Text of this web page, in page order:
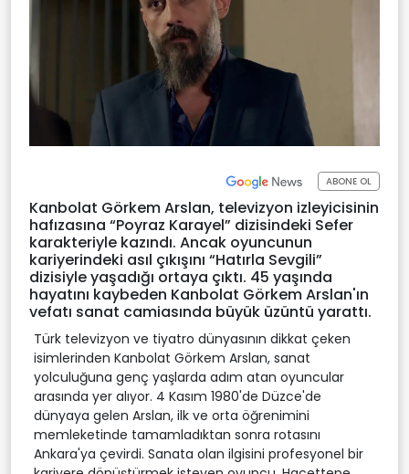
ABONE OL
Kanbolat Görkem Arslan, televizyon izleyicisinin
hafızasına “Poyraz Karayel” dizisindeki Sefer
karakteriyle kazındı. Ancak oyuncunun
kariyerindeki asıl çıkışını “Hatırla Sevgili”
dizisiyle yaşadığı ortaya çıktı. 45 yaşında
hayatını kaybeden Kanbolat Görkem Arslan'ın
vefatı sanat camiasında büyük üzüntü yarattı.
Türk televizyon ve tiyatro dünyasının dikkat çeken
isimlerinden Kanbolat Görkem Arslan, sanat
yolculuğuna genç yaşlarda adım atan oyuncular
arasında yer alıyor. 4 Kasım 1980'de Düzce'de
dünyaya gelen Arslan, ilk ve orta öğrenimini
memleketinde tamamladıktan sonra rotasını
Ankara'ya çevirdi. Sanata olan ilgisini profesyonel bir